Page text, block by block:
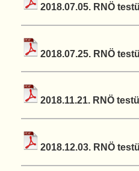
2018.07.05. RNÖ
2018.07.25. RNÖ
2018.11.21. RNÖ
2018.12.03. RNÖ